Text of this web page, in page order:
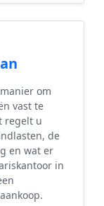
om
vast te
regelt u
de
en wat er
in